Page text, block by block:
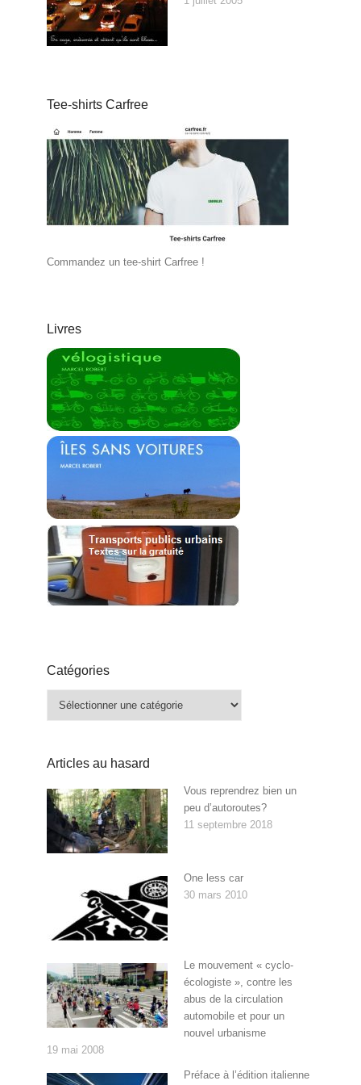
Tee-shirts Carfree
Commandez un tee-shirt Carfree !
Livres
Catégories
Catégories
Articles au hasard
Vous reprendrez bien un
peu d’autoroutes?
11 septembre 2018
One less car
30 mars 2010
Le mouvement « cyclo-
écologiste », contre les
abus de la circulation
automobile et pour un
nouvel urbanisme
19 mai 2008
Préface à l’édition italienne